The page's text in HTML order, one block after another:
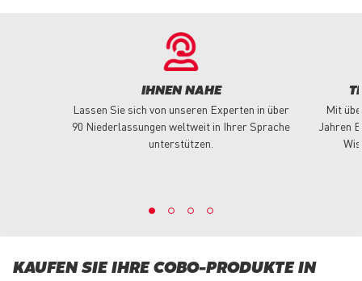
IHNEN NAHE
Lassen Sie sich von unseren Experten in über
90 Niederlassungen weltweit in Ihrer Sprache
unterstützen.
Mit
Jahren
KAUFEN SIE IHRE COBO-PRODUKTE IN